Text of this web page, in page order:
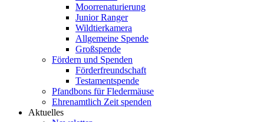
Moorrenaturierung
Junior Ranger
Wildtierkamera
Allgemeine Spende
Großspende
Fördern und Spenden
Förderfreundschaft
Testamentspende
Pfandbons für Fledermäuse
Ehrenamtlich Zeit spenden
Aktuelles